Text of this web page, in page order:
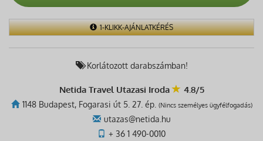
1-KLIKK-AJÁNLATKÉRÉS
Korlátozott darabszámban!
Netida Travel Utazasi Iroda 4.8/5
1148 Budapest, Fogarasi út 5. 27. ép. (Nincs személyes ügyfélfogadás)
utazas@netida.hu
+ 36 1 490-0010